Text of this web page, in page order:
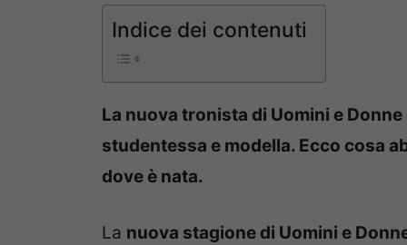
Indice dei contenuti
La nuova tronista di Uomini e
studentessa e modella. Ecco cosa
dove è nata.
La nuova stagione di Uomini e